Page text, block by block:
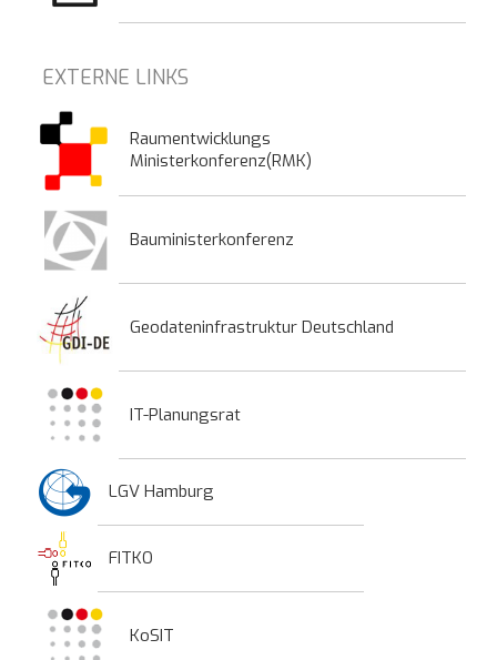
EXTERNE LINKS
Raumentwicklungs
Ministerkonferenz(RMK)
Bauministerkonferenz
Geodateninfrastruktur Deutschland
IT-Planungsrat
LGV Hamburg
FITKO
KoSIT